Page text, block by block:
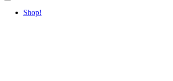
Shop!